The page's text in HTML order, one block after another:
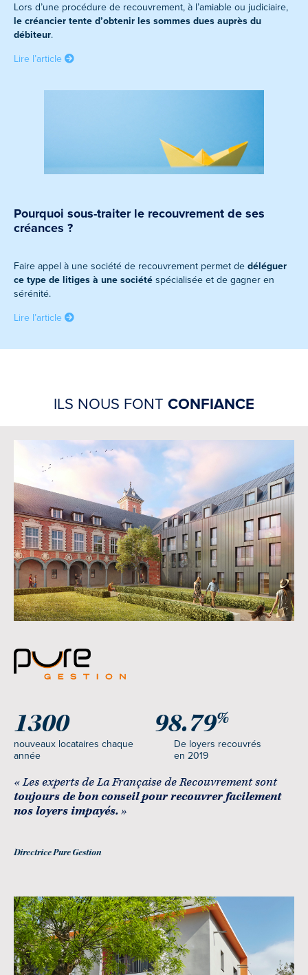
Lors d’une procédure de recouvrement, à l’amiable ou judiciaire,
le créancier tente d’obtenir les sommes dues auprès du
débiteur.
Lire l’article
Pourquoi sous-traiter le recouvrement de ses
créances ?
Faire appel à une société de recouvrement permet de déléguer
ce type de litiges à une société spécialisée et de gagner en
sérénité.
Lire l’article
ILS NOUS FONT CONFIANCE
nouveaux locataires chaque
année
1300
De loyers recouvrés
en 2019
98.79%
« Les experts de La Française de Recouvrement sont
toujours de bon conseil pour recouvrer facilement
nos loyers impayés.»
Directrice Pure Gestion